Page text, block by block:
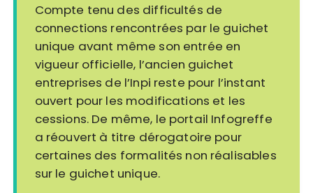
Compte tenu des difficultés de
connections rencontrées par le guichet
unique avant même son entrée en
vigueur officielle, l’ancien guichet
entreprises de l’Inpi reste pour l’instant
ouvert pour les modifications et les
cessions. De même, le portail Infogreffe
a réouvert à titre dérogatoire pour
certaines des formalités non réalisables
sur le guichet unique.